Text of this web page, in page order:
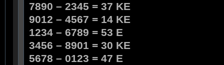
7890 – 2345 = 37 KE
9012 – 4567 = 14 KE
1234 – 6789 = 53 E
3456 – 8901 = 30 KE
5678 – 0123 = 47 E